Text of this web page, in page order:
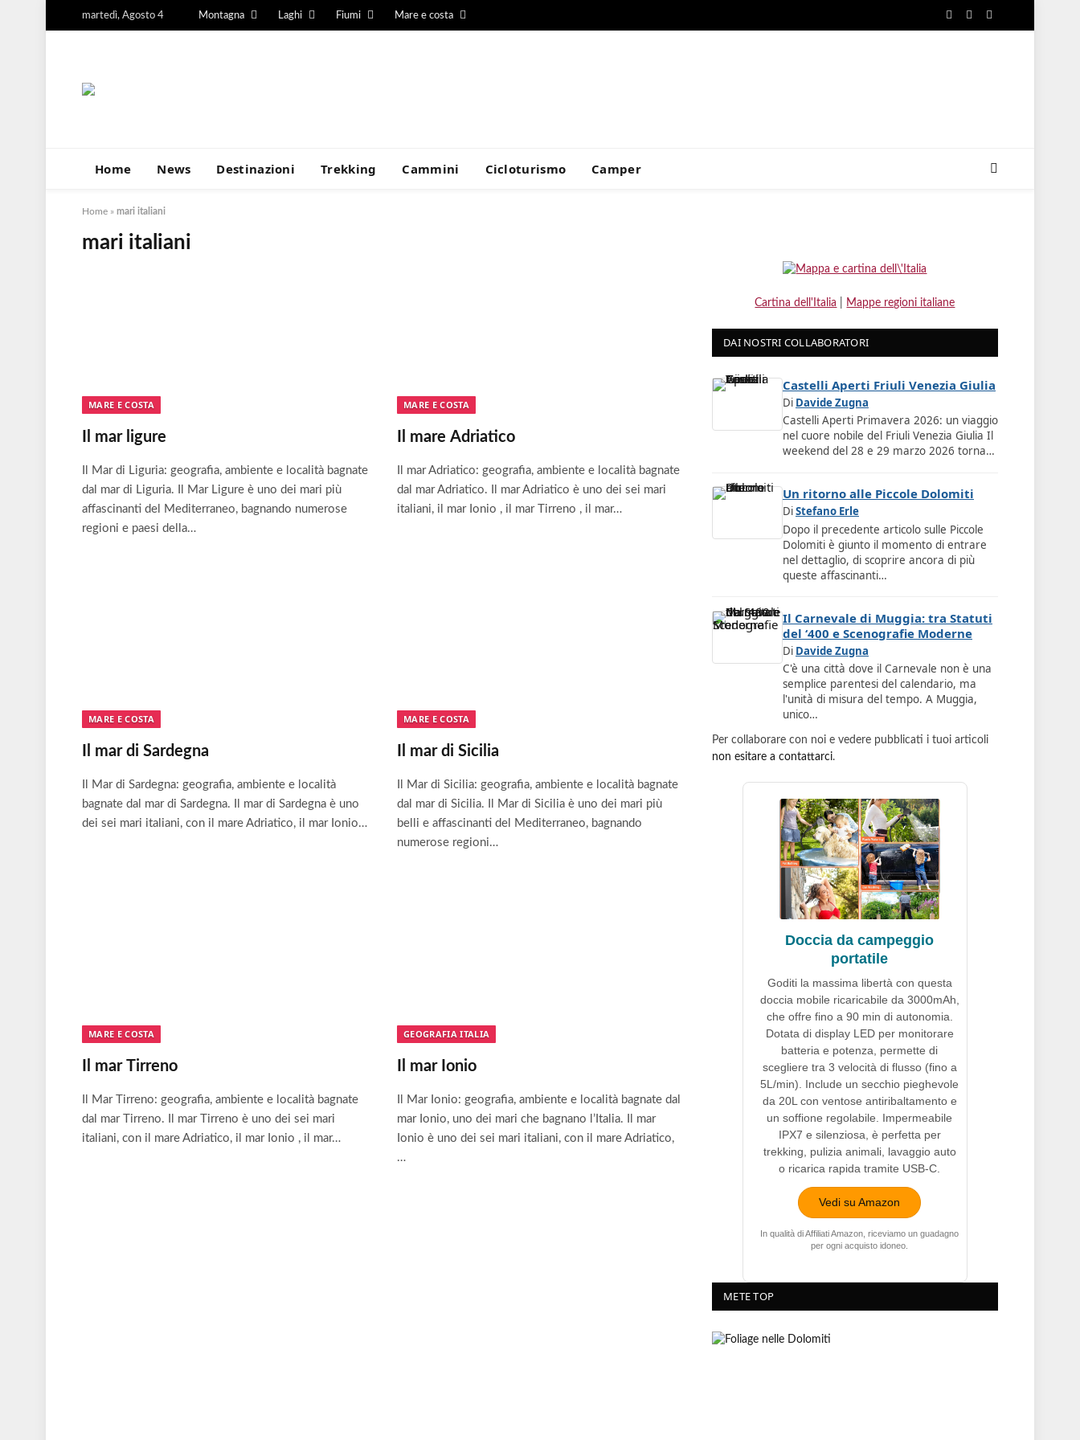
martedì, Agosto 4 Montagna Laghi Fiumi Mare e costa
Facebook
X
Instagram
Home News Destinazioni Trekking Cammini Cicloturismo Camper
Home » mari italiani
mari italiani
MARE E COSTA
Il mar ligure
Il Mar di Liguria: geografia, ambiente e località bagnate
dal mar di Liguria. Il Mar Ligure è uno dei mari più
affascinanti del Mediterraneo, bagnando numerose
regioni e paesi della…
MARE E COSTA
Il mare Adriatico
Il mar Adriatico: geografia, ambiente e località bagnate
dal mar Adriatico. Il mar Adriatico è uno dei sei mari
italiani, il mar Ionio , il mar Tirreno , il mar…
MARE E COSTA
Il mar di Sardegna
Il Mar di Sardegna: geografia, ambiente e località
bagnate dal mar di Sardegna. Il mar di Sardegna è uno
dei sei mari italiani, con il mare Adriatico, il mar Ionio…
MARE E COSTA
Il mar di Sicilia
Il Mar di Sicilia: geografia, ambiente e località bagnate
dal mar di Sicilia. Il Mar di Sicilia è uno dei mari più
belli e affascinanti del Mediterraneo, bagnando
numerose regioni…
MARE E COSTA
Il mar Tirreno
Il Mar Tirreno: geografia, ambiente e località bagnate
dal mar Tirreno. Il mar Tirreno è uno dei sei mari
italiani, con il mare Adriatico, il mar Ionio , il mar…
GEOGRAFIA ITALIA
Il mar Ionio
Il Mar Ionio: geografia, ambiente e località bagnate dal
mar Ionio, uno dei mari che bagnano l’Italia. Il mar
Ionio è uno dei sei mari italiani, con il mare Adriatico,
…
Cartina dell'Italia Mappe regioni italiane
DAI NOSTRI COLLABORATORI
Castelli Aperti Friuli Venezia Giulia
Di Davide Zugna
Castelli Aperti Primavera 2026: un viaggio
nel cuore nobile del Friuli Venezia Giulia Il
weekend del 28 e 29 marzo 2026 torna…
Un ritorno alle Piccole Dolomiti
DiStefano Erle
Dopo il precedente articolo sulle Piccole
Dolomiti è giunto il momento di entrare
nel dettaglio, di scoprire ancora di più
queste affascinanti…
Il Carnevale di Muggia: tra Statuti
del ‘400 e Scenografie Moderne
Di Davide Zugna
C'è una città dove il Carnevale non è una
semplice parentesi del calendario, ma
l'unità di misura del tempo. A Muggia,
unico…
Per collaborare con noi e vedere pubblicati i tuoi articoli
non esitare a contattarci.
Doccia da campeggio
portatile
Goditi la massima libertà con questa
doccia mobile ricaricabile da 3000mAh,
che offre fino a 90 min di autonomia.
Dotata di display LED per monitorare
batteria e potenza, permette di
scegliere tra 3 velocità di flusso (fino a
5L/min). Include un secchio pieghevole
da 20L con ventose antiribaltamento e
un soffione regolabile. Impermeabile
IPX7 e silenziosa, è perfetta per
trekking, pulizia animali, lavaggio auto
o ricarica rapida tramite USB-C.
Vedi su Amazon
In qualità di Affiliati Amazon, riceviamo un guadagno
per ogni acquisto idoneo.
METE TOP